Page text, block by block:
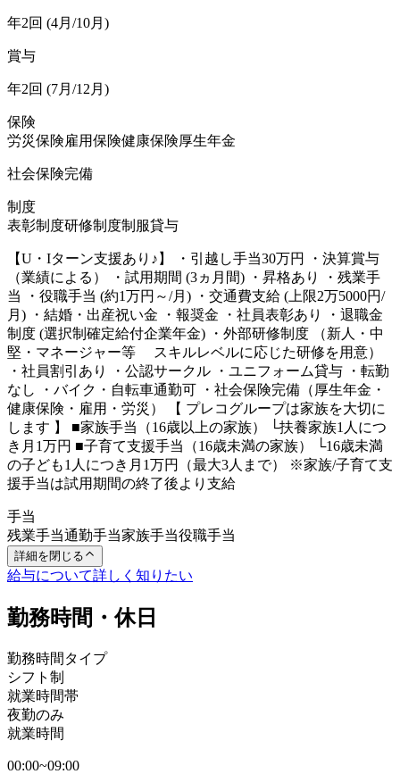
年2回 (4月/10月)
賞与
年2回 (7月/12月)
保険
労災保険雇用保険健康保険厚生年金
社会保険完備
制度
表彰制度研修制度制服貸与
【U・Iターン支援あり♪】 ・引越し手当30万円 ・決算賞与
（業績による） ・試用期間 (3ヵ月間) ・昇格あり ・残業手
当 ・役職手当 (約1万円～/月) ・交通費支給 (上限2万5000円/
月) ・結婚・出産祝い金 ・報奨金 ・社員表彰あり ・退職金
制度 (選択制確定給付企業年金) ・外部研修制度 （新人・中
堅・マネージャー等 スキルレベルに応じた研修を用意）
・社員割引あり ・公認サークル ・ユニフォーム貸与 ・転勤
なし ・バイク・自転車通勤可 ・社会保険完備（厚生年金・
健康保険・雇用・労災） 【 プレコグループは家族を大切に
します 】 ■家族手当（16歳以上の家族） └扶養家族1人につ
き月1万円 ■子育て支援手当（16歳未満の家族） └16歳未満
の子ども1人につき月1万円（最大3人まで） ※家族/子育て支
援手当は試用期間の終了後より支給
手当
残業手当通勤手当家族手当役職手当
詳細を閉じる
給与について詳しく知りたい
勤務時間・休日
勤務時間タイプ
シフト制
就業時間帯
夜勤のみ
就業時間
00:00~09:00